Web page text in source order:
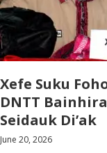
Xefe Suku
DNTT
Seidauk Di’ak
June 20, 2026